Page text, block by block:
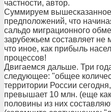
частности, автор.
Суммируем
предположений, что
сальдо миграционного
зарубежьем составляет не
что иное, как прибыль
процессов!
Двигаемся дальше. Три
следующее: "общее
территории России
превышает 10 млн. (еще
половины из них